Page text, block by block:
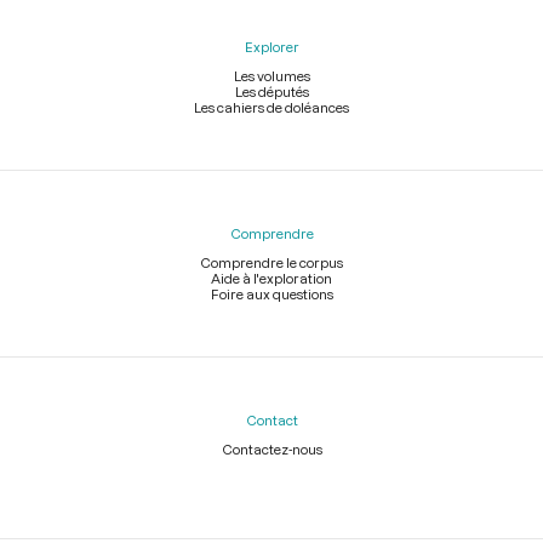
Explorer
Les volumes
Les députés
Les cahiers de doléances
Comprendre
Comprendre le corpus
Aide à l'exploration
Foire aux questions
Contact
Contactez-nous
Légal